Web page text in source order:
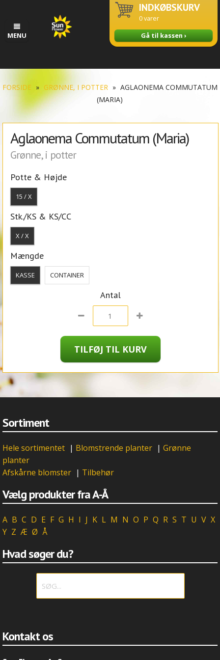
MENU
INDKØBSKURV
0varer
Gå til kassen ›
FORSIDE » GRØNNE, I POTTER » AGLAONEMA COMMUTATUM
(MARIA)
Aglaonema Commutatum (Maria)
Grønne, i potter
Potte & Højde
15 / X
Stk./KS & KS/CC
X / X
Mængde
KASSE CONTAINER
Antal
Sortiment
Hele sortimentet | Blomstrende planter | Grønne
planter
Afskårne blomster | Tilbehør
Vælg produkter fra A-Å
A B C D E F G H I J K L M N O P Q R S T U V X
Y Z Æ Ø Å
Hvad søger du?
Kontakt os